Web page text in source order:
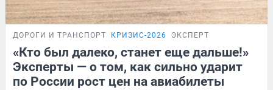
ДОРОГИ И ТРАНСПОРТ КРИЗИС-2026 ЭКСПЕРТ
«Кто был далеко, станет еще дальше!»
Эксперты — о том, как сильно ударит
по России рост цен на авиабилеты